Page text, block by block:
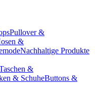
Pullover &
&
Nachhaltige Produkte
&
& SchuheButtons &